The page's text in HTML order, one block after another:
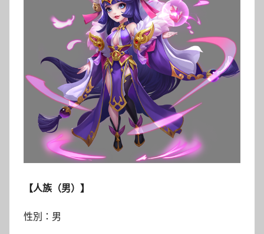
【人族（男）】
性別：男